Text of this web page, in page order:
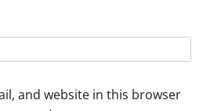
and website in this browser